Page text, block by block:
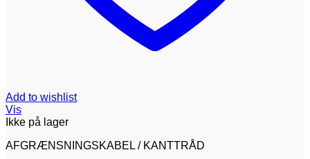
Add to wishlist
Vis
Ikke på lager
AFGRÆNSNINGSKABEL / KANTTRÅD